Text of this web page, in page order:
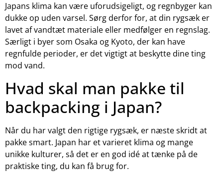
Japans klima kan være uforudsigeligt, og regnbyger kan
dukke op uden varsel. Sørg derfor for, at din rygsæk er
lavet af vandtæt materiale eller medfølger en regnslag.
Særligt i byer som Osaka og Kyoto, der kan have
regnfulde perioder, er det vigtigt at beskytte dine ting
mod vand.
Hvad skal man pakke til
backpacking i Japan?
Når du har valgt den rigtige rygsæk, er næste skridt at
pakke smart. Japan har et varieret klima og mange
unikke kulturer, så det er en god idé at tænke på de
praktiske ting, du kan få brug for.